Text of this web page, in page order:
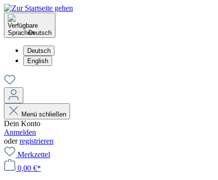
Deutsch
Deutsch
English
Menü schließen
Dein Konto
Anmelden
oderregistrieren
Merkzettel
0,00 €*